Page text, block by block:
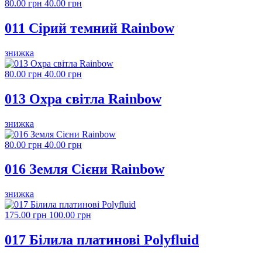
80.00 грн 40.00 грн
011 Сірий темний Rainbow
знижка
80.00 грн 40.00 грн
013 Охра світла Rainbow
знижка
80.00 грн 40.00 грн
016 Земля Сієни Rainbow
знижка
175.00 грн 100.00 грн
017 Білила платинові Polyfluid